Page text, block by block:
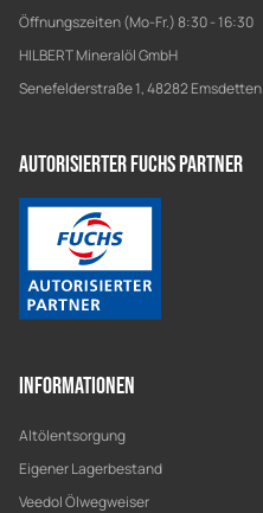
Öffnungszeiten (Mo-Fr.) 8:30 - 16:30
HILBERT Mineralöl GmbH
Senefelderstraße 1, 48282 Emsdetten
Autorisierter Fuchs Partner
Informationen
Altölentsorgung
Eigener Lagerbestand
Veedol Ölwegweiser